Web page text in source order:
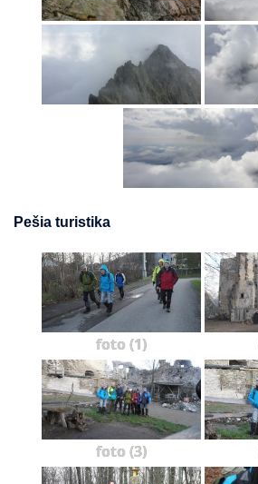
Pešia turistika
foto (1)
foto (3)